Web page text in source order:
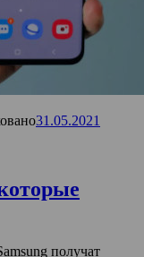
31.05.2021
получат